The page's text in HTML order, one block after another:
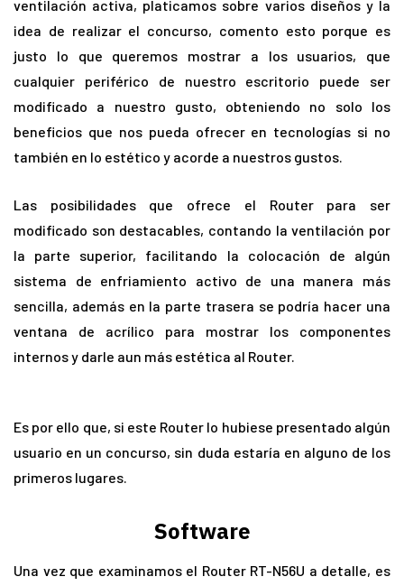
ventilación activa, platicamos sobre varios diseños y la
idea de realizar el concurso, comento esto porque es
justo lo que queremos mostrar a los usuarios, que
cualquier periférico de nuestro escritorio puede ser
modificado a nuestro gusto, obteniendo no solo los
beneficios que nos pueda ofrecer en tecnologías si no
también en lo estético y acorde a nuestros gustos.
Las posibilidades que ofrece el Router para ser
modificado son destacables, contando la ventilación por
la parte superior, facilitando la colocación de algún
sistema de enfriamiento activo de una manera más
sencilla, además en la parte trasera se podría hacer una
ventana de acrílico para mostrar los componentes
internos y darle aun más estética al Router.
Es por ello que, si este Router lo hubiese presentado algún
usuario en un concurso, sin duda estaría en alguno de los
primeros lugares.
Software
Una vez que examinamos el Router RT-N56U a detalle, es